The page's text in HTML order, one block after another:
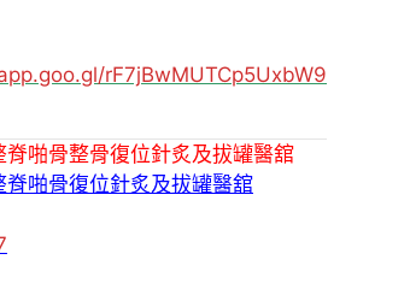
rF7jBwMUTCp5UxbW9
啪骨整骨復位針炙及拔罐醫舘
啪骨復位針炙及拔罐醫舘